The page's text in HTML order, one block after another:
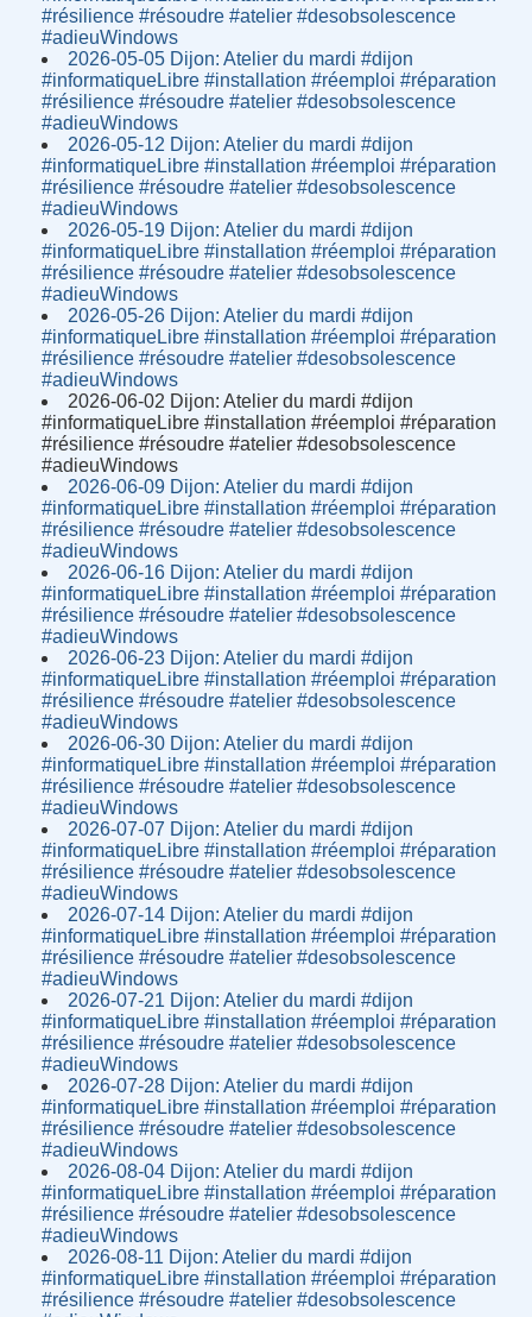
#résilience #résoudre #atelier #desobsolescence
#adieuWindows
2026-05-05 Dijon: Atelier du mardi #dijon
#informatiqueLibre #installation #réemploi #réparation
#résilience #résoudre #atelier #desobsolescence
#adieuWindows
2026-05-12 Dijon: Atelier du mardi #dijon
#informatiqueLibre #installation #réemploi #réparation
#résilience #résoudre #atelier #desobsolescence
#adieuWindows
2026-05-19 Dijon: Atelier du mardi #dijon
#informatiqueLibre #installation #réemploi #réparation
#résilience #résoudre #atelier #desobsolescence
#adieuWindows
2026-05-26 Dijon: Atelier du mardi #dijon
#informatiqueLibre #installation #réemploi #réparation
#résilience #résoudre #atelier #desobsolescence
#adieuWindows
2026-06-02 Dijon: Atelier du mardi #dijon
#informatiqueLibre #installation #réemploi #réparation
#résilience #résoudre #atelier #desobsolescence
#adieuWindows
2026-06-09 Dijon: Atelier du mardi #dijon
#informatiqueLibre #installation #réemploi #réparation
#résilience #résoudre #atelier #desobsolescence
#adieuWindows
2026-06-16 Dijon: Atelier du mardi #dijon
#informatiqueLibre #installation #réemploi #réparation
#résilience #résoudre #atelier #desobsolescence
#adieuWindows
2026-06-23 Dijon: Atelier du mardi #dijon
#informatiqueLibre #installation #réemploi #réparation
#résilience #résoudre #atelier #desobsolescence
#adieuWindows
2026-06-30 Dijon: Atelier du mardi #dijon
#informatiqueLibre #installation #réemploi #réparation
#résilience #résoudre #atelier #desobsolescence
#adieuWindows
2026-07-07 Dijon: Atelier du mardi #dijon
#informatiqueLibre #installation #réemploi #réparation
#résilience #résoudre #atelier #desobsolescence
#adieuWindows
2026-07-14 Dijon: Atelier du mardi #dijon
#informatiqueLibre #installation #réemploi #réparation
#résilience #résoudre #atelier #desobsolescence
#adieuWindows
2026-07-21 Dijon: Atelier du mardi #dijon
#informatiqueLibre #installation #réemploi #réparation
#résilience #résoudre #atelier #desobsolescence
#adieuWindows
2026-07-28 Dijon: Atelier du mardi #dijon
#informatiqueLibre #installation #réemploi #réparation
#résilience #résoudre #atelier #desobsolescence
#adieuWindows
2026-08-04 Dijon: Atelier du mardi #dijon
#informatiqueLibre #installation #réemploi #réparation
#résilience #résoudre #atelier #desobsolescence
#adieuWindows
2026-08-11 Dijon: Atelier du mardi #dijon
#informatiqueLibre #installation #réemploi #réparation
#résilience #résoudre #atelier #desobsolescence